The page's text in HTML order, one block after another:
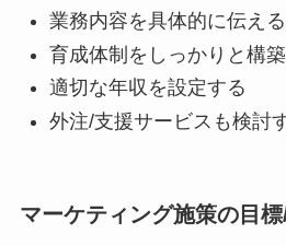
業務内容を具体的に伝える
育成体制をしっかりと構
適切な年収を設定する
外注/支援サービスも検討
マーケティング施策の目